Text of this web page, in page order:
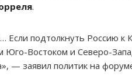
.
Если подтолкнуть Россию
Востоком и Северо-
— заявил политик на